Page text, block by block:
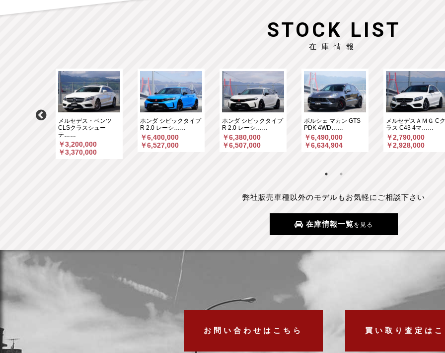
STOCK LIST
在庫情報
ＡＭＧ GLC
メルセデス・ベンツ
CLSクラスシュー
テ……
￥3,200,000
￥3,370,000
ホンダ シビックタイプ
R 2.0 レーシ……
￥6,400,000
￥6,527,000
ホンダ シビックタイプ
R 2.0 レーシ……
￥6,380,000
￥6,507,000
ポルシェ マカン GTS
PDK 4WD……
￥6,490,000
￥6,634,904
メルセデスＡＭＧ Cク
ラス C43 4マ……
￥2,790,000
￥2,928,000
弊社販売車種以外のモデルもお気軽にご相談下さい
在庫情報一覧を見る
お問い合わせはこちら 買い取り査定はこ